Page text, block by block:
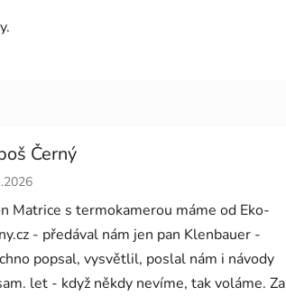
Černý
obchodu je 5 z 5 hvězdiček.
Matrice s termokamerou máme od Eko-
- předával nám jen pan Klenbauer -
popsal, vysvětlil, poslal nám i návody
let - když někdy nevíme, tak voláme. Za